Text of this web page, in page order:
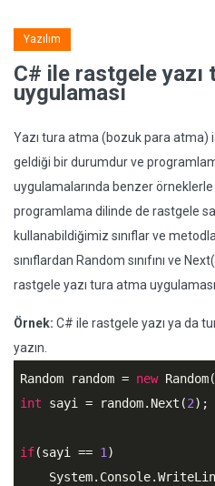
Yazılım
C# ile rastgele yazı
uygulaması
Yazı tura atma (bozuk para atma)
geldiği bir durumdur ve
uygulamalarında benzer örneklerle
programlama dilinde de rastgele
kullanabildiğimiz sınıflar ve
sınıflardan Random sınıfını ve
rastgele yazı tura atma
Örnek: C# ile rastgele yazı ya da
yazın.
Random random = new
int sayi = random.Next(2);
if(sayi == 1 )